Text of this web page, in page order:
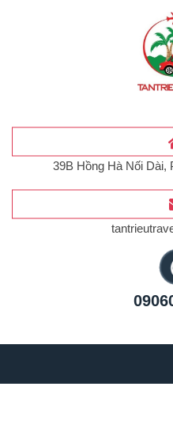
39B Hồng Hà Nối Dài,